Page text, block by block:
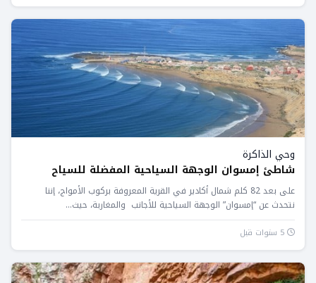
وحي الذاكرة
شاطئ إمسوان الوجهة السياحية المفضلة للسياح
على بعد 82 كلم شمال أكادير في القرية المعروفة بركوب الأمواج، إننا
نتحدث عن “إمسوان” الوجهة السياحية للأجانب والمغاربة، حيث...